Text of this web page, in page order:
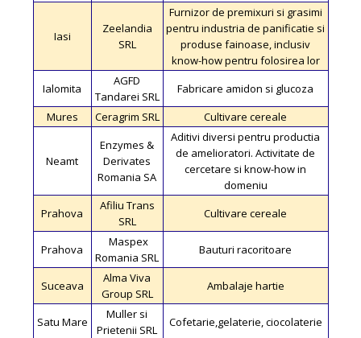
Iasi
Zeelandia
SRL
Furnizor de premixuri si grasimi
pentru industria de panificatie si
produse fainoase, inclusiv
know-how pentru folosirea lor
Ialomita
AGFD
Tandarei SRL
Fabricare amidon si glucoza
Mures
Ceragrim SRL Cultivare cereale
Neamt
Enzymes &
Derivates
Romania SA
Aditivi diversi pentru productia
de amelioratori. Activitate de
cercetare si know-how in
domeniu
Prahova
Afiliu Trans
SRL
Cultivare cereale
Prahova
Maspex
Romania SRL
Bauturi racoritoare
Suceava
Alma Viva
Group SRL
Ambalaje hartie
Satu Mare
Muller si
Prietenii SRL
Cofetarie,gelaterie, ciocolaterie